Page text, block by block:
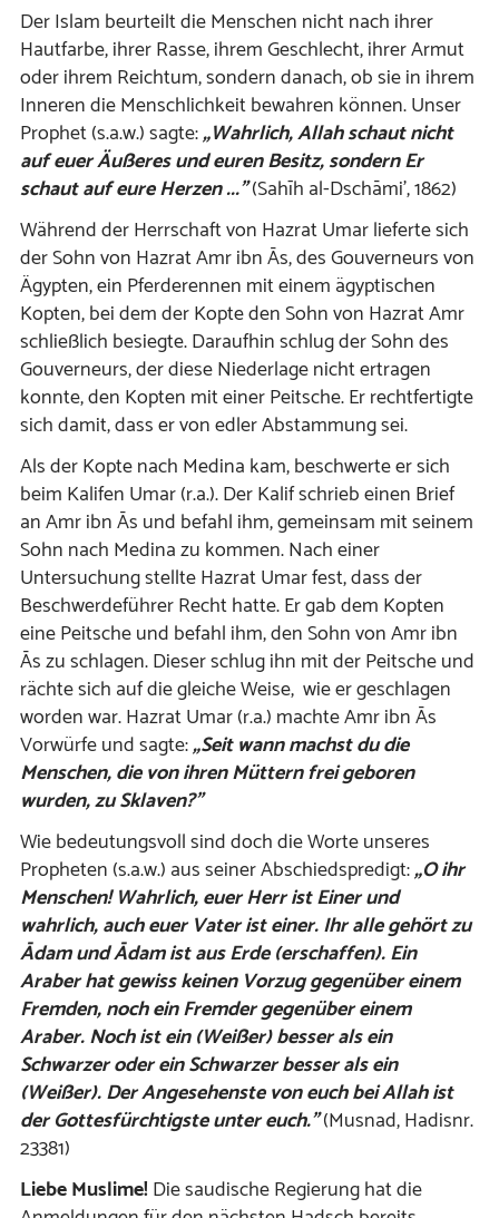
Der Islam beurteilt die Menschen nicht nach ihrer
Hautfarbe, ihrer Rasse, ihrem Geschlecht, ihrer Armut
oder ihrem Reichtum, sondern danach, ob sie in ihrem
Inneren die Menschlichkeit bewahren können. Unser
Prophet (s.a.w.) sagte:„Wahrlich, Allah schaut nicht
auf euer Äußeres und euren Besitz, sondern Er
schaut auf eure Herzen ...”(Sahīh al-Dschāmi’, 1862)
Während der Herrschaft von Hazrat Umar lieferte sich
der Sohn von Hazrat Amr ibn Ās, des Gouverneurs von
Ägypten, ein Pferderennen mit einem ägyptischen
Kopten, bei dem der Kopte den Sohn von Hazrat Amr
schließlich besiegte. Daraufhin schlug der Sohn des
Gouverneurs, der diese Niederlage nicht ertragen
konnte, den Kopten mit einer Peitsche. Er rechtfertigte
sich damit, dass er von edler Abstammung sei.
Als der Kopte nach Medina kam, beschwerte er sich
beim Kalifen Umar (r.a.). Der Kalif schrieb einen Brief
an Amr ibn Ās und befahl ihm, gemeinsam mit seinem
Sohn nach Medina zu kommen. Nach einer
Untersuchung stellte Hazrat Umar fest, dass der
Beschwerdeführer Recht hatte. Er gab dem Kopten
eine Peitsche und befahl ihm, den Sohn von Amr ibn
Ās zu schlagen. Dieser schlug ihn mit der Peitsche und
rächte sich auf die gleiche Weise, wie er geschlagen
worden war. Hazrat Umar (r.a.) machte Amr ibn Ās
Vorwürfe und sagte:„Seit wann machst du die
Menschen, die von ihren Müttern frei geboren
wurden, zu Sklaven?”
Wie bedeutungsvoll sind doch die Worte unseres
Propheten (s.a.w.) aus seiner Abschiedspredigt:„O ihr
Menschen! Wahrlich, euer Herr ist Einer und
wahrlich, auch euer Vater ist einer. Ihr alle gehört zu
Ādam und Ādam ist aus Erde (erschaffen). Ein
Araber hat gewiss keinen Vorzug gegenüber einem
Fremden, noch ein Fremder gegenüber einem
Araber. Noch ist ein (Weißer) besser als ein
Schwarzer oder ein Schwarzer besser als ein
(Weißer). Der Angesehenste von euch bei Allah ist
der Gottesfürchtigste unter euch.”(Musnad, Hadisnr.
23381)
Liebe Muslime!Die saudische Regierung hat die